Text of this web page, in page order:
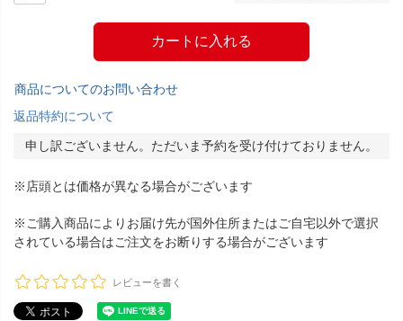
カートに入れる
商品についてのお問い合わせ
返品特約について
申し訳ございません。ただいま予約を受け付けておりません。
※店頭とは価格が異なる場合がございます
※ご購入商品によりお届け先が国外住所またはご自宅以外で選択
されている場合はご注文をお断りする場合がございます
レビューを書く